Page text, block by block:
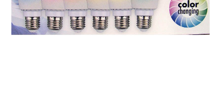
Persoonlijke Verzorging